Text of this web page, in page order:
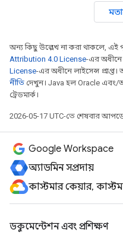
অন্য কিছু উল্লেখ না করা থাকলে, এই
Attribution 4.0 License-এর
License-এর অধীনে লাইসেন্স
নীতি দেখুন। Java হল Oracle এবং/
ট্রেডমার্ক।
2026-05-17 UTC-তে শেষবার
Google Workspace
অ্যাডমিন সম্প্রদায়
কাস্টমার কেয়ার,
ডকুমেন্টেশন এবং প্রশিক্ষণ